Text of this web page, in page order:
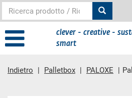
clever - creative -
smart
Indietro Palletbox PALOXE